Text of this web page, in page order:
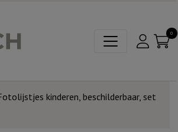
0
kinderen, beschilderbaar, set